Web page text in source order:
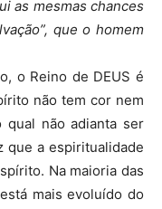
as mesmas chances
que o homem
o Reino de DEUS é
não tem cor nem
qual não adianta ser
que a espiritualidade
Na maioria das
mais evoluído do